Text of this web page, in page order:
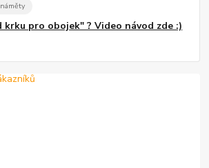
krku pro obojek" ? Video návod zde :)